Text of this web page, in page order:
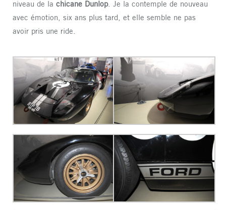
niveau de la chicane Dunlop. Je la contemple de nouveau
avec émotion, six ans plus tard, et elle semble ne pas
avoir pris une ride.